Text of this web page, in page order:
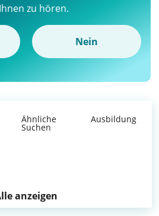
zu hören.
Nein
Ähnliche
Suchen
Ausbildung
anzeigen